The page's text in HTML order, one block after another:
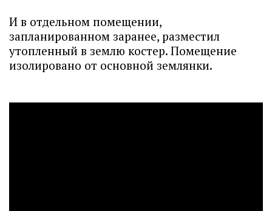
И в отдельном помещении,
запланированном заранее, разместил
утопленный в землю костер. Помещение
изолировано от основной землянки.